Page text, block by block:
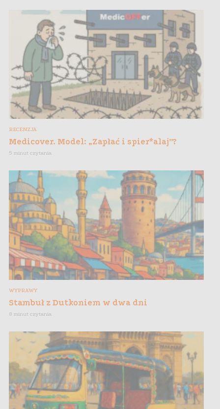
RECENZJA
Medicover. Model: „Zapłać i spier*alaj”?
5 minut czytania
WYPRAWY
Stambuł z Dutkoniem w dwa dni
8 minut czytania